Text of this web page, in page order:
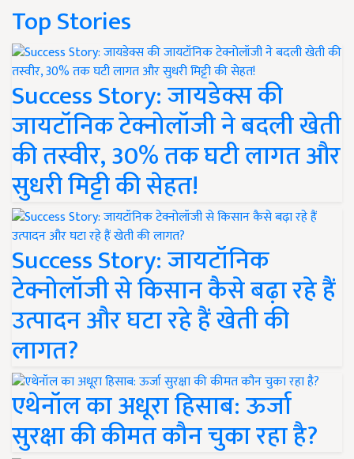
Top Stories
Success Story: जायडेक्स की
जायटॉनिक टेक्नोलॉजी ने बदली खेती
की तस्वीर, 30% तक घटी लागत और
सुधरी मिट्टी की सेहत!
Success Story: जायटॉनिक
टेक्नोलॉजी से किसान कैसे बढ़ा रहे हैं
उत्पादन और घटा रहे हैं खेती की
लागत?
एथेनॉल का अधूरा हिसाब: ऊर्जा
सुरक्षा की कीमत कौन चुका रहा है?